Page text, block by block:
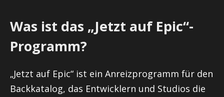
Was ist das „Jetzt auf Epic“-
Programm?
„Jetzt auf Epic“ ist ein Anreizprogramm für den
Backkatalog, das Entwicklern und Studios die